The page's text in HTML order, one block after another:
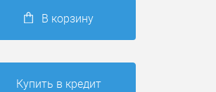
В корзину
Купить в кредит